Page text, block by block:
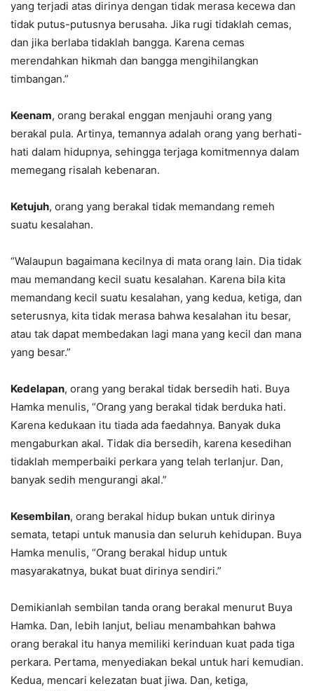
yang terjadi atas dirinya dengan tidak merasa kecewa dan
tidak putus-putusnya berusaha. Jika rugi tidaklah cemas,
dan jika berlaba tidaklah bangga. Karena cemas
merendahkan hikmah dan bangga mengihilangkan
timbangan.”
Keenam, orang berakal enggan menjauhi orang yang
berakal pula. Artinya, temannya adalah orang yang berhati-
hati dalam hidupnya, sehingga terjaga komitmennya dalam
memegang risalah kebenaran.
Ketujuh, orang yang berakal tidak memandang remeh
suatu kesalahan.
“Walaupun bagaimana kecilnya di mata orang lain. Dia tidak
mau memandang kecil suatu kesalahan. Karena bila kita
memandang kecil suatu kesalahan, yang kedua, ketiga, dan
seterusnya, kita tidak merasa bahwa kesalahan itu besar,
atau tak dapat membedakan lagi mana yang kecil dan mana
yang besar.”
Kedelapan, orang yang berakal tidak bersedih hati. Buya
Hamka menulis, “Orang yang berakal tidak berduka hati.
Karena kedukaan itu tiada ada faedahnya. Banyak duka
mengaburkan akal. Tidak dia bersedih, karena kesedihan
tidaklah memperbaiki perkara yang telah terlanjur. Dan,
banyak sedih mengurangi akal.”
Kesembilan, orang berakal hidup bukan untuk dirinya
semata, tetapi untuk manusia dan seluruh kehidupan. Buya
Hamka menulis, “Orang berakal hidup untuk
masyarakatnya, bukat buat dirinya sendiri.”
Demikianlah sembilan tanda orang berakal menurut Buya
Hamka. Dan, lebih lanjut, beliau menambahkan bahwa
orang berakal itu hanya memiliki kerinduan kuat pada tiga
perkara. Pertama, menyediakan bekal untuk hari kemudian.
Kedua, mencari kelezatan buat jiwa. Dan, ketiga,